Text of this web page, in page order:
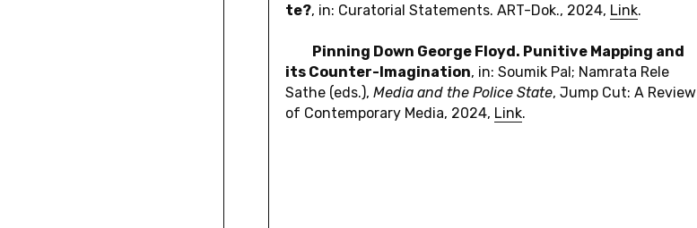
te?, in: Cu­ra­to­ri­al State­ments. ART-Dok., 2024, Link.
Pin­ning Down George Floyd. Pu­ni­ti­ve Map­ping and
its Coun­ter-Ima­gi­na­ti­on, in: Soumik Pal; Nam­ra­ta Rele
Sathe (eds.), Media and the Police State, Jump Cut: A Review
of Con­tem­pora­ry Media, 2024, Link.